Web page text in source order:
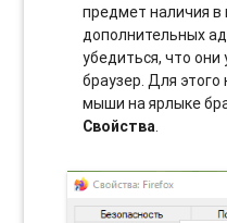
предмет наличия в
дополнительных
убедиться, что
браузер. Для
мыши на ярлыке
Свойства